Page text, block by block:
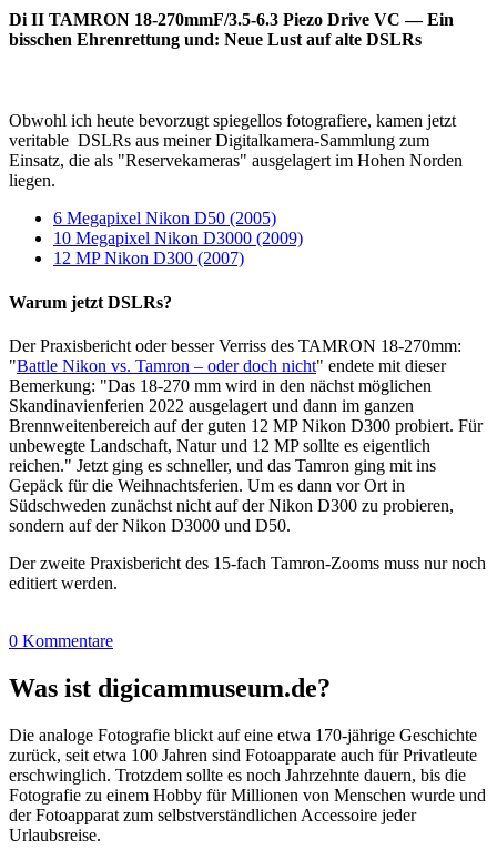
Di II TAMRON 18-270mmF/3.5-6.3 Piezo Drive VC — Ein
bisschen Ehrenrettung und: Neue Lust auf alte DSLRs
Obwohl ich heute bevorzugt spiegellos fotografiere, kamen jetzt
veritable DSLRs aus meiner Digitalkamera-Sammlung zum
Einsatz, die als "Reservekameras" ausgelagert im Hohen Norden
liegen.
6 Megapixel Nikon D50 (2005)
10 Megapixel Nikon D3000 (2009)
12 MP Nikon D300 (2007)
Warum jetzt DSLRs?
Der Praxisbericht oder besser Verriss des TAMRON 18-270mm:
"Battle Nikon vs. Tamron – oder doch nicht" endete mit dieser
Bemerkung: "Das 18-270 mm wird in den nächst möglichen
Skandinavienferien 2022 ausgelagert und dann im ganzen
Brennweitenbereich auf der guten 12 MP Nikon D300 probiert. Für
unbewegte Landschaft, Natur und 12 MP sollte es eigentlich
reichen." Jetzt ging es schneller, und das Tamron ging mit ins
Gepäck für die Weihnachtsferien. Um es dann vor Ort in
Südschweden zunächst nicht auf der Nikon D300 zu probieren,
sondern auf der Nikon D3000 und D50.
Der zweite Praxisbericht des 15-fach Tamron-Zooms muss nur noch
editiert werden.
0 Kommentare
Was ist digicammuseum.de?
Die analoge Fotografie blickt auf eine etwa 170-jährige Geschichte
zurück, seit etwa 100 Jahren sind Fotoapparate auch für Privatleute
erschwinglich. Trotzdem sollte es noch Jahrzehnte dauern, bis die
Fotografie zu einem Hobby für Millionen von Menschen wurde und
der Fotoapparat zum selbstverständlichen Accessoire jeder
Urlaubsreise.